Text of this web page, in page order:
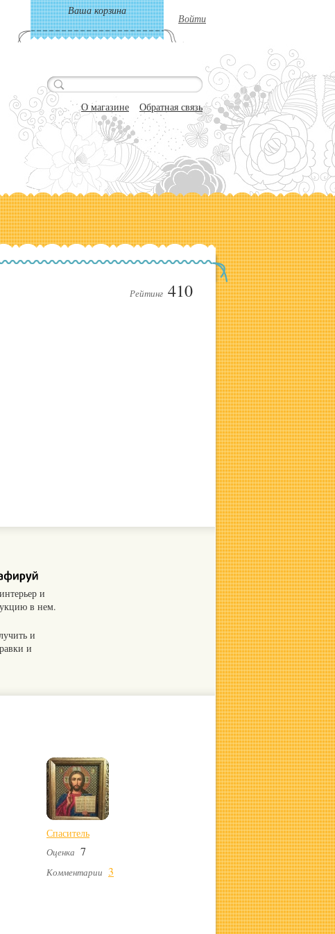
Ваша корзина
Войти
О магазине Обратная связь
Рейтинг 410
и
в нем.
и
и
Спаситель
Оценка 7
Комментарии 3